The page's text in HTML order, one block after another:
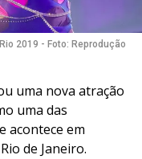
2019 - Foto: Reprodução
uma nova atração
uma das
acontece em
de Janeiro.